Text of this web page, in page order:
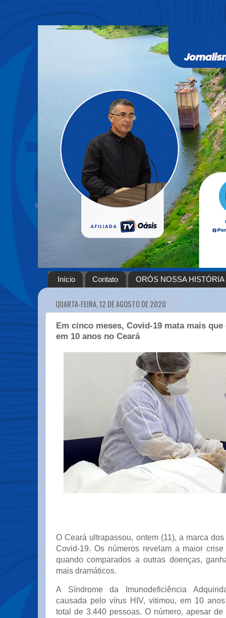
Início Contato ORÓS NOSSA HISTÓRIA
QUARTA-FEIRA, 12 DE AGOSTO DE 2020
Em cinco meses, Covid-19 mata mais
em 10 anos no Ceará
O Ceará ultrapassou, ontem (11), a marca
Covid-19. Os números revelam a maior
quando comparados a outras doenças,
mais dramáticos.
A Síndrome da Imunodeficiência
causada pelo vírus HIV, vitimou, em 10
total de 3.440 pessoas. O número, apesar